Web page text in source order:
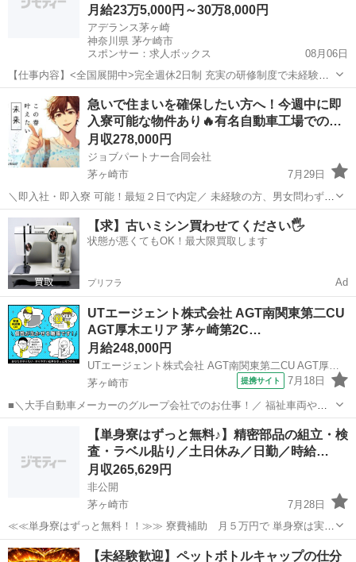
月給23万5,000円～30万8,000円
アデランス茅ヶ崎
神奈川県 茅ケ崎市
スポンサー：求人ボックス
08月06日
【仕事内容】<全国展開中>完全週休2日制 充実の研修制度で未経験で
も安心 <募集職種> 美容師 <仕事内容> お客様のプライバシーに配慮し
た完全個室で、おひとりおひとりのお悩みとしっかりと向き合えるお
仕事です。 20代～50代のス...
急いで住まいを確保したい方へ！今週中に即
入寮可能な物件あり🔥有名自動車工場での…
月収278,000円
ジョブパートナー合同会社
茅ヶ崎市
7月29日
＼即入社・即入寮 可能！最短２日で内定／ 未経験の方、男女問わず幅
広い方が活躍中！ 学歴や職歴・転職回数は一切気にしなくてOKです♪
～お仕事内容～ ＜材料準備＞ ＜梱包＞ ＜検査＞ ＜オペレーター作業
＞ ...
神奈川 茅ヶ崎市 工場 未経験
【求】古いミシン買わせてください🖐️
状態が悪くてもOK！最大限買取します
プリフラ Ad
UTエージェント株式会社 AGT南関東第二CU
AGT厚木エリア 茅ヶ崎第2C…
月給248,000円
UTエージェント株式会社 AGT南関東第二CU AGT厚木エリア 茅ヶ崎第2CL 《JOJZ1C》
茅ヶ崎市
提携サイト 7月18日
■＼大手自動車メーカーのグループ会社でのお仕事！／ 福祉車両や特
殊車両の生産をおこなっています！ 溶接(アーク・ガス溶接所持)経験
のある方歓迎！ 入社後には安心の丁寧な研修あり♪ ＜具体的には…＞
◆福祉車両のユニット...
茅ヶ崎市 工場
【単身寮はずっと無料♪】精密部品の組立・検
査・ラベル貼り／土日休み／日勤／時給…
月収265,629円
非公開
茅ヶ崎市
7月28日
≪≪単身寮はずっと無料！！≫≫ 寮費補助 月５万円で 単身寮は実質
無料で住めちゃう♪ 家具家電のレンタルも可能なので すぐに生活が始
められます◎ ※規定あり ＝＝＝＝＝＝＝＝＝＝＝＝＝＝＝＝ ★...
神奈川 茅ヶ崎市 工場
【未経験歓迎】ペットボトルキャップの仕分